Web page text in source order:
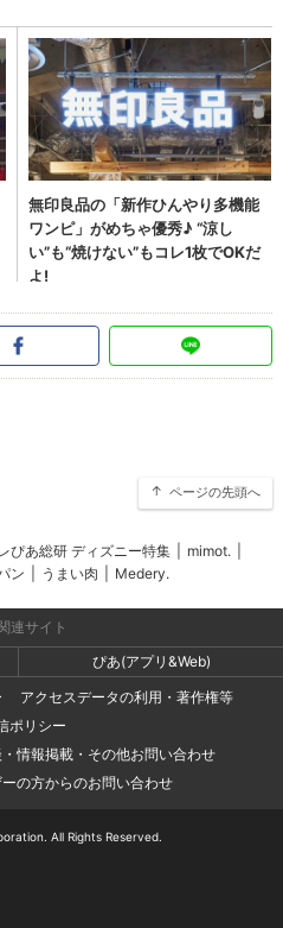
ページの先頭へ
ぴあ総研 ディズニー特集 mimot.
ン うまい肉 Medery.
連サイト
ぴあ(アプリ&Web)
アクセスデータの利用・著作権等
ポリシー
情報掲載・その他お問い合わせ
の方からのお問い合わせ
All Rights Reserved.